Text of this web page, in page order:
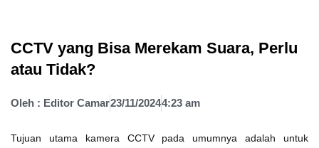
CCTV yang Bisa Merekam Suara, Perlu
atau Tidak?
Oleh : Editor Camar23/11/20244:23 am
Tujuan utama kamera CCTV pada umumnya adalah untuk